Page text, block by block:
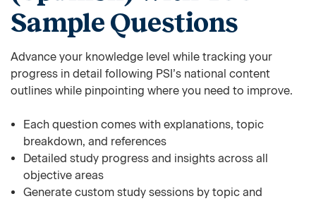
Sample Questions
Advance your knowledge level while tracking your
progress in detail following PSI’s national content
outlines while pinpointing where you need to improve.
Each question comes with explanations, topic
breakdown, and references
Detailed study progress and insights across all
objective areas
Generate custom study sessions by topic and